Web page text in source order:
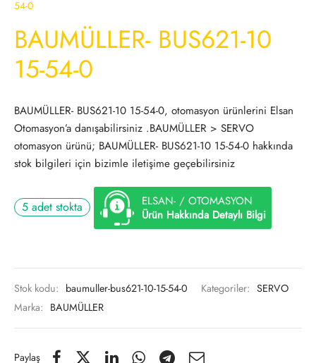
54-0
BAUMÜLLER- BUS621-10
15-54-0
BAUMÜLLER- BUS621-10 15-54-0, otomasyon ürünlerini Elsan
Otomasyon’a danışabilirsiniz .BAUMÜLLER > SERVO
otomasyon ürünü; BAUMÜLLER- BUS621-10 15-54-0 hakkında
stok bilgileri için bizimle iletişime geçebilirsiniz
5 adet stokta
ELSAN- / OTOMASYON
Ürün Hakkında Detaylı Bilgi
Stok kodu: baumuller-bus621-10-15-54-0 Kategoriler: SERVO
Marka: BAUMÜLLER
Paylaş